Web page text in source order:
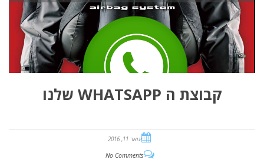
קבוצת ה WHATSAPP שלנו
ינואר 11, 2016
No Comments